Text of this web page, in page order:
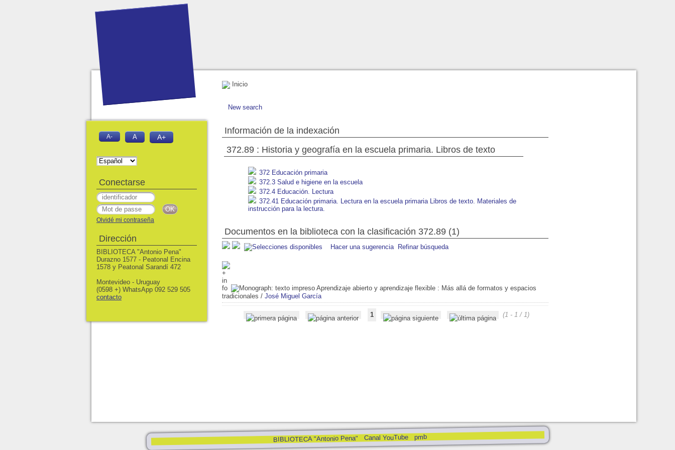
Inicio
New search
Información de la indexación
372.89 : Historia y geografía en la escuela primaria. Libros de texto
372 Educación primaria
372.3 Salud e higiene en la escuela
372.4 Educación. Lectura
372.41 Educación primaria. Lectura en la escuela primaria Libros de texto. Materiales de
instrucción para la lectura.
Documentos en la biblioteca con la clasificación 372.89 (1)
Hacer una sugerencia Refinar búsqueda
Aprendizaje abierto y aprendizaje flexible : Más allá de formatos y espacios
tradicionales / José Miguel García
1 (1 - 1 / 1)
BIBLIOTECA "Antonio Pena" Canal YouTube pmb
A- A A+
Conectarse
Olvidé mi contraseña
Dirección
BIBLIOTECA "Antonio Pena"
Durazno 1577 - Peatonal Encina
1578 y Peatonal Sarandí 472
Montevideo - Uruguay
(0598 +) WhatsApp 092 529 505
contacto